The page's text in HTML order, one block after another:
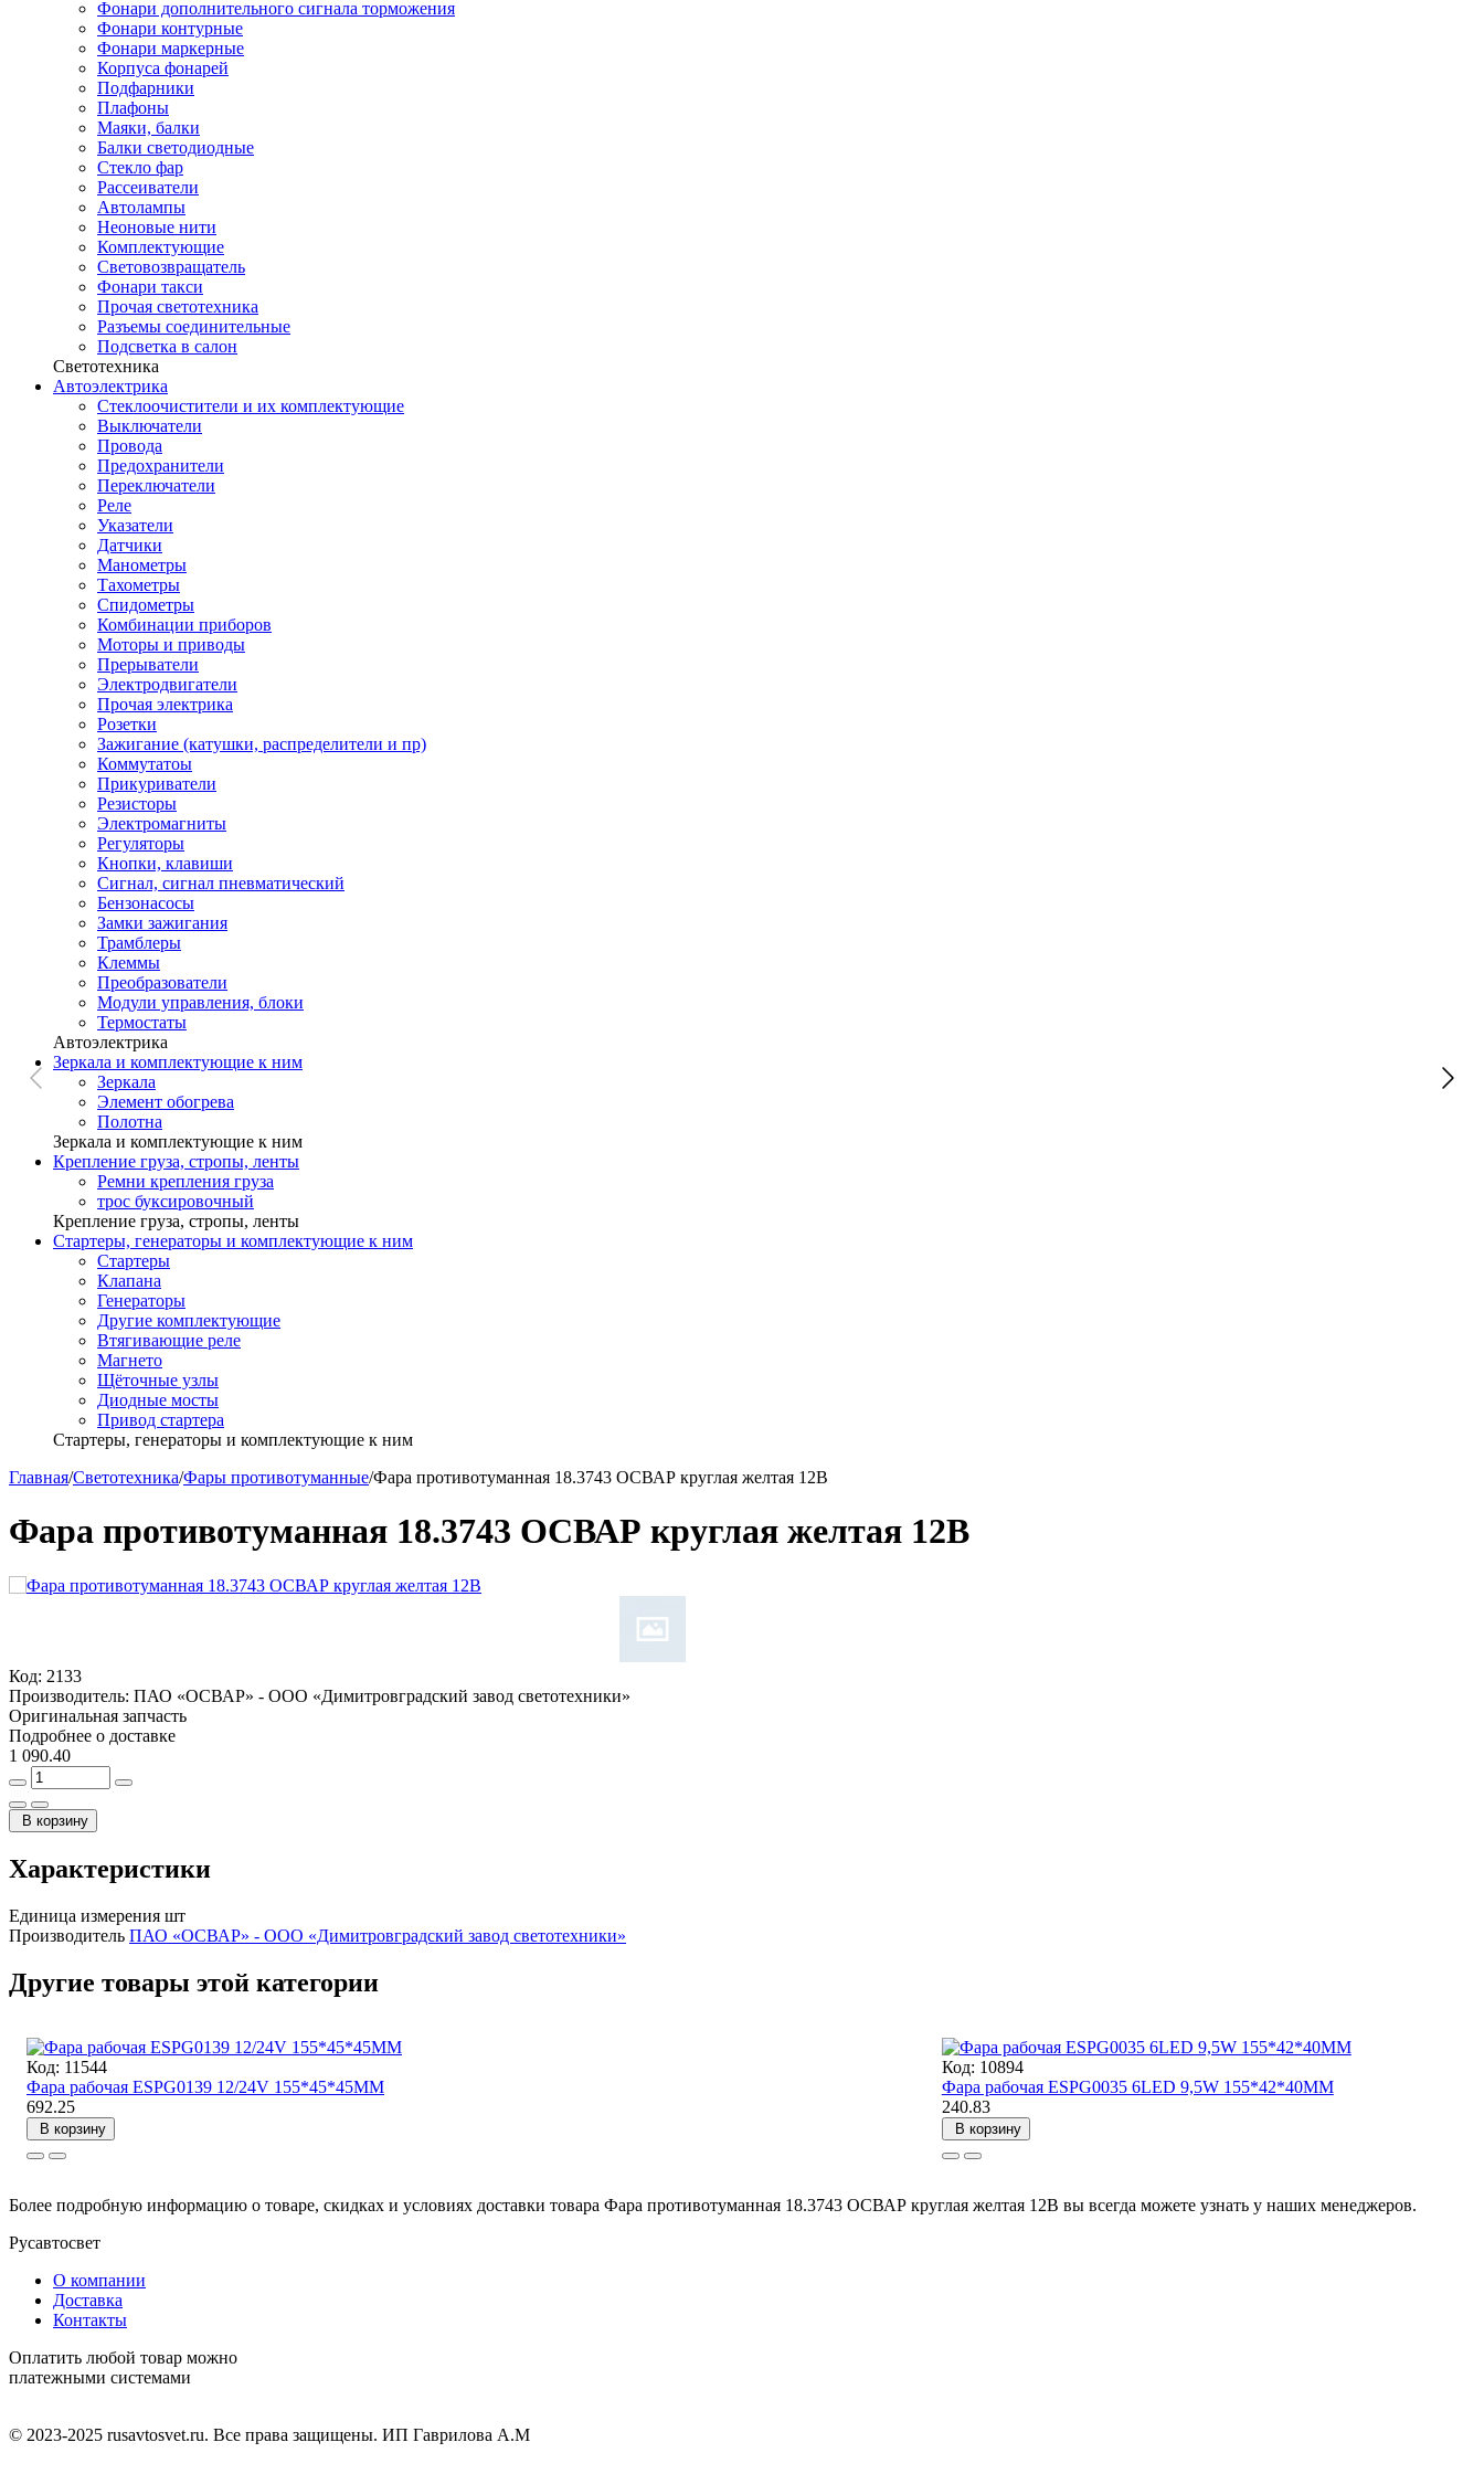
Фонари дополнительного сигнала торможения
Фонари контурные
Фонари маркерные
Корпуса фонарей
Подфарники
Плафоны
Маяки, балки
Балки светодиодные
Стекло фар
Рассеиватели
Автолампы
Неоновые нити
Комплектующие
Световозвращатель
Фонари такси
Прочая светотехника
Разъемы соединительные
Подсветка в салон
Светотехника
Автоэлектрика
Стеклоочистители и их комплектующие
Выключатели
Провода
Предохранители
Переключатели
Реле
Указатели
Датчики
Манометры
Тахометры
Спидометры
Комбинации приборов
Моторы и приводы
Прерыватели
Электродвигатели
Прочая электрика
Розетки
Зажигание (катушки, распределители и пр)
Коммутатоы
Прикуриватели
Резисторы
Электромагниты
Регуляторы
Кнопки, клавиши
Сигнал, сигнал пневматический
Бензонасосы
Замки зажигания
Трамблеры
Клеммы
Преобразователи
Модули управления, блоки
Термостаты
Автоэлектрика
Зеркала и комплектующие к ним
Зеркала
Элемент обогрева
Полотна
Зеркала и комплектующие к ним
Крепление груза, стропы, ленты
Ремни крепления груза
трос буксировочный
Крепление груза, стропы, ленты
Стартеры, генераторы и комплектующие к ним
Стартеры
Клапана
Генераторы
Другие комплектующие
Втягивающие реле
Магнето
Щёточные узлы
Диодные мосты
Привод стартера
Стартеры, генераторы и комплектующие к ним
Главная/Светотехника/Фары противотуманные/Фара противотуманная 18.3743 ОСВАР круглая желтая 12В
Фара противотуманная 18.3743 ОСВАР круглая желтая 12В
Код: 2133
Производитель: ПАО «ОСВАР» - ООО «Димитровградский завод светотехники»
Оригинальная запчасть
Подробнее о доставке
1 090.40
В корзину
Характеристики
Единица измерения шт
Производитель ПАО «ОСВАР» - ООО «Димитровградский завод светотехники»
Другие товары этой категории
Код: 11544
Фара рабочая ESPG0139 12/24V 155*45*45ММ
692.25
В корзину
Код: 10894
Фара рабочая ESPG0035 6LED 9,5W 155*42*40ММ
240.83
В корзину
Более подробную информацию о товаре, скидках и условиях доставки товара Фара противотуманная 18.3743 ОСВАР круглая желтая 12В вы всегда можете узнать у наших менеджеров.
Русавтосвет
О компании
Доставка
Контакты
Оплатить любой товар можно
платежными системами
© 2023-2025 rusavtosvet.ru. Все права защищены. ИП Гаврилова А.М